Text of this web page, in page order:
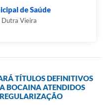
de Saúde
Dutra Vieira
TÍTULOS DEFINITIVOS
BOCAINA ATENDIDOS